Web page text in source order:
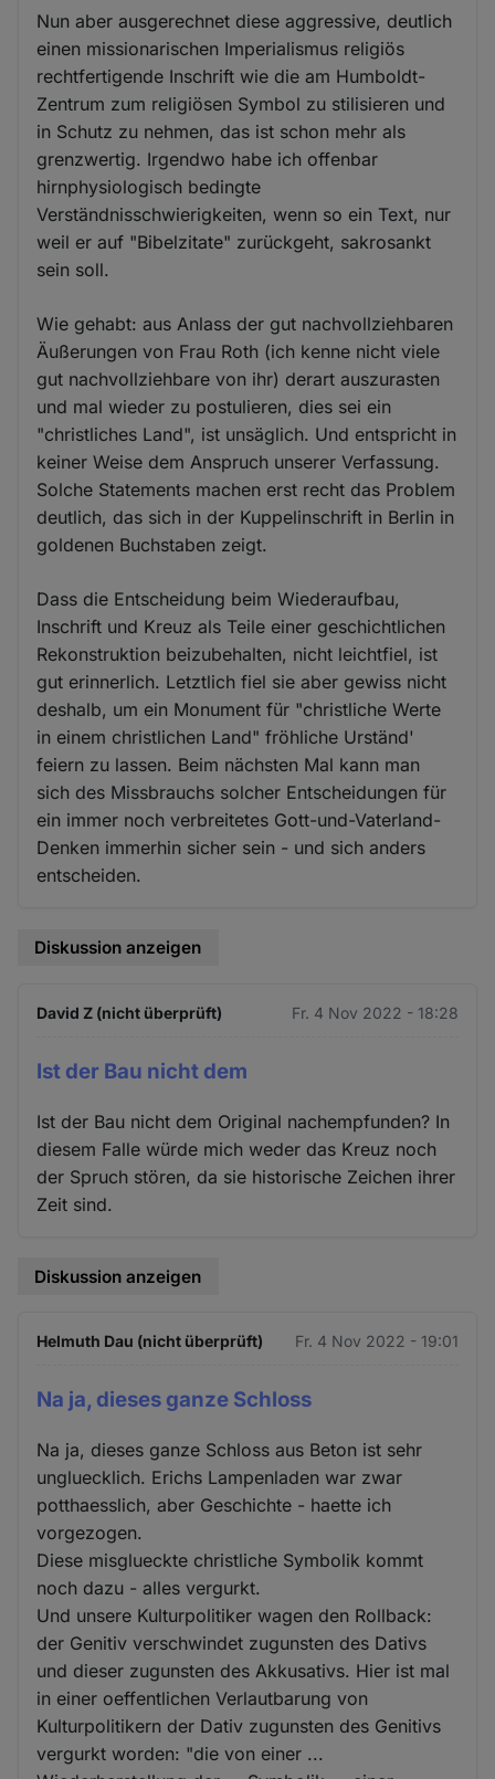
Nun aber ausgerechnet diese aggressive, deutlich
einen missionarischen Imperialismus religiös
rechtfertigende Inschrift wie die am Humboldt-
Zentrum zum religiösen Symbol zu stilisieren und
in Schutz zu nehmen, das ist schon mehr als
grenzwertig. Irgendwo habe ich offenbar
hirnphysiologisch bedingte
Verständnisschwierigkeiten, wenn so ein Text, nur
weil er auf "Bibelzitate" zurückgeht, sakrosankt
sein soll.
Wie gehabt: aus Anlass der gut nachvollziehbaren
Äußerungen von Frau Roth (ich kenne nicht viele
gut nachvollziehbare von ihr) derart auszurasten
und mal wieder zu postulieren, dies sei ein
"christliches Land", ist unsäglich. Und entspricht in
keiner Weise dem Anspruch unserer Verfassung.
Solche Statements machen erst recht das Problem
deutlich, das sich in der Kuppelinschrift in Berlin in
goldenen Buchstaben zeigt.
Dass die Entscheidung beim Wiederaufbau,
Inschrift und Kreuz als Teile einer geschichtlichen
Rekonstruktion beizubehalten, nicht leichtfiel, ist
gut erinnerlich. Letztlich fiel sie aber gewiss nicht
deshalb, um ein Monument für "christliche Werte
in einem christlichen Land" fröhliche Urständ'
feiern zu lassen. Beim nächsten Mal kann man
sich des Missbrauchs solcher Entscheidungen für
ein immer noch verbreitetes Gott-und-Vaterland-
Denken immerhin sicher sein - und sich anders
entscheiden.
Diskussion anzeigen
David Z (nicht überprüft) Fr. 4 Nov 2022 - 18:28
Ist der Bau nicht dem
Ist der Bau nicht dem Original nachempfunden? In
diesem Falle würde mich weder das Kreuz noch
der Spruch stören, da sie historische Zeichen ihrer
Zeit sind.
Diskussion anzeigen
Helmuth Dau (nicht überprüft) Fr. 4 Nov 2022 - 19:01
Na ja, dieses ganze Schloss
Na ja, dieses ganze Schloss aus Beton ist sehr
ungluecklich. Erichs Lampenladen war zwar
potthaesslich, aber Geschichte - haette ich
vorgezogen.
Diese misglueckte christliche Symbolik kommt
noch dazu - alles vergurkt.
Und unsere Kulturpolitiker wagen den Rollback:
der Genitiv verschwindet zugunsten des Dativs
und dieser zugunsten des Akkusativs. Hier ist mal
in einer oeffentlichen Verlautbarung von
Kulturpolitikern der Dativ zugunsten des Genitivs
vergurkt worden: "die von einer ...